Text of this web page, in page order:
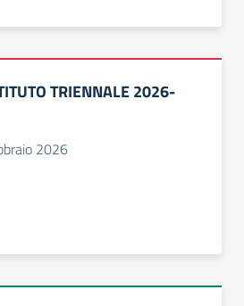
TRIENNALE 2026-
2026